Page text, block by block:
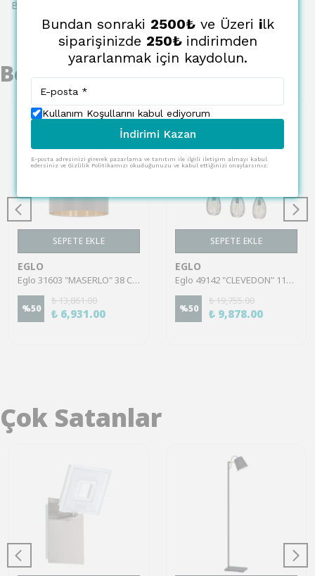
Bu ürün için henüz yorum yapılmamış.
Benzer Ürünler
SEPETE EKLE
EGLO
Eglo 31603 "MASERLO" 38 Cm Çapında Çelik Nikel Mat Sarkıt Avize
%50
₺ 13,861.00
₺ 6,931.00
SEPETE EKLE
EGLO
Eglo 49142 "CLEVEDON" 110 Cm Yüksekliğinde Çelik Siyah Sarkıt Avize
%50
₺ 19,755.00
₺ 9,878.00
Çok Satanlar
Bundan sonraki 2500₺ve Üzeri ilk
siparişinizde 250₺ indirimden
yararlanmak için kaydolun.
Kullanım Koşullarını kabul ediyorum
İndirimi Kazan
E-posta adresinizi girerek pazarlama ve tanıtım ile ilgili iletişim almayı kabul
edersiniz ve Gizlilik Politikamızı okuduğunuzu ve kabul ettiğinizi onaylarsınız.